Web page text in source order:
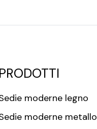
PRODOTTI
moderne legno
moderne metallo